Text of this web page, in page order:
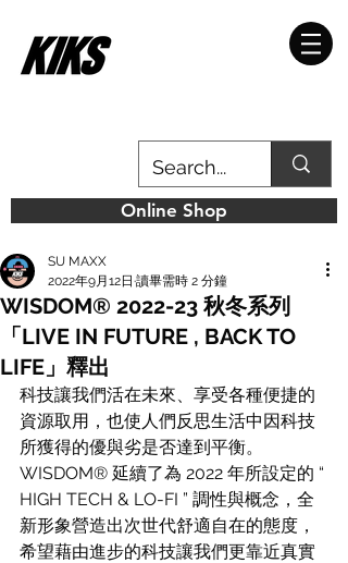
Online Shop
WISDOM® 2022-23 秋冬系列
「LIVE IN FUTURE , BACK TO
LIFE」釋出
SU MAXX
2022年9月12日 讀畢需時 2 分鐘
科技讓我們活在未來、享受各種便捷的
資源取用，也使人們反思生活中因科技
所獲得的優與劣是否達到平衡。
WISDOM® 延續了為 2022 年所設定的 “
HIGH TECH & LO-FI ” 調性與概念，全
新形象營造出次世代舒適自在的態度，
希望藉由進步的科技讓我們更靠近真實